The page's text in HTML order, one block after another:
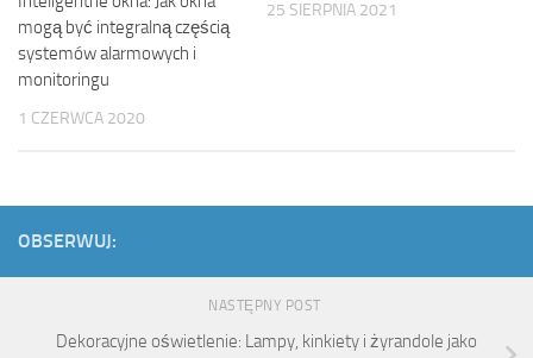
mogą być integralną częścią
systemów alarmowych i
monitoringu
1 CZERWCA 2020
25 SIERPNIA 2021
OBSERWUJ:
NASTĘPNY POST
Dekoracyjne oświetlenie: Lampy, kinkiety i żyrandole jako